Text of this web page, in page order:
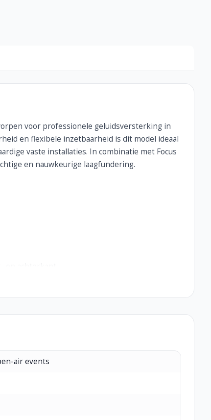
voor professionele geluidsversterking in
en flexibele inzetbaarheid is dit model ideaal
vaste installaties. In combinatie met Focus
en nauwkeurige laagfundering.
coating
air events